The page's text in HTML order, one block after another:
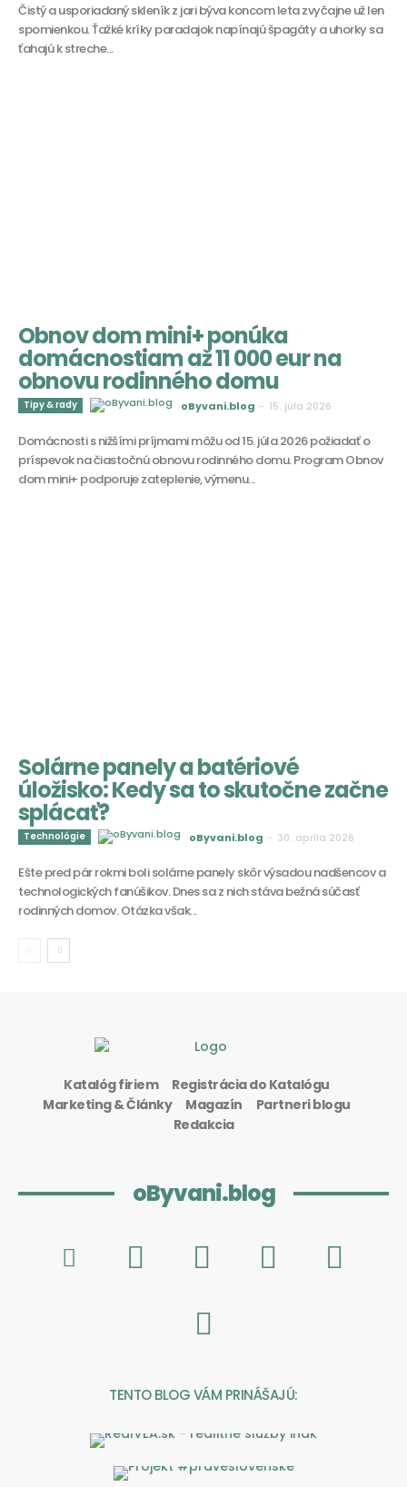
Čistý a usporiadaný skleník z jari býva koncom leta zvyčajne už len
spomienkou. Ťažké kríky paradajok napínajú špagáty a uhorky sa
ťahajú k streche...
Obnov dom mini+ ponúka
domácnostiam až 11 000 eur na
obnovu rodinného domu
Tipy & rady oByvani.blog - 15. júla 2026
Domácnosti s nižšími príjmami môžu od 15. júla 2026 požiadať o
príspevok na čiastočnú obnovu rodinného domu. Program Obnov
dom mini+ podporuje zateplenie, výmenu...
Solárne panely a batériové
úložisko: Kedy sa to skutočne začne
splácať?
Technológie oByvani.blog - 30. apríla 2026
Ešte pred pár rokmi boli solárne panely skôr výsadou nadšencov a
technologických fanúšikov. Dnes sa z nich stáva bežná súčasť
rodinných domov. Otázka však...
Katalóg firiem
Registrácia do Katalógu
Marketing & Články
Magazín
Partneri blogu
Redakcia
oByvani.blog
TENTO BLOG VÁM PRINÁŠAJÚ: